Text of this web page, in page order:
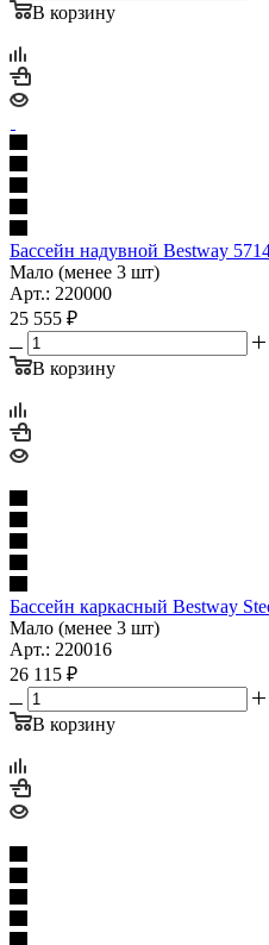
В корзину
Бассейн надувной Bestway
Мало (менее 3 шт)
Арт.: 220000
25 555 ₽
В корзину
Бассейн каркасный Bestway
Мало (менее 3 шт)
Арт.: 220016
26 115 ₽
В корзину